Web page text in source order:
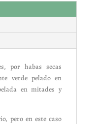
por habas secas
verde pelado en
en mitades y
pero en este caso